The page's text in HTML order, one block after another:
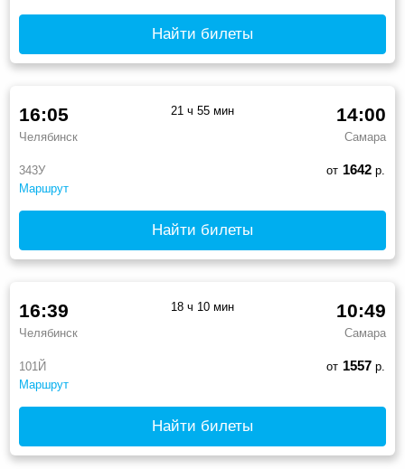
Найти билеты
343У
Маршрут
16:05
Челябинск
14:00
Самара
21 ч 55 мин
от 1642р.
Найти билеты
101Й
Маршрут
16:39
Челябинск
10:49
Самара
18 ч 10 мин
от 1557р.
Найти билеты